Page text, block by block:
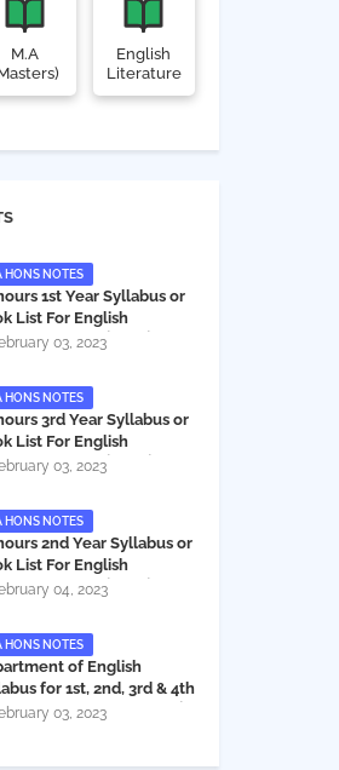
M.A
English
Literature
HONS NOTES
1st Year Syllabus or
List For English
- অনার্স ১ম বর্ষের সিলেবাস
03, 2023
HONS NOTES
3rd Year Syllabus or
List For English
- অনার্স ৩য় বর্ষের সিলেবাস
03, 2023
HONS NOTES
2nd Year Syllabus or
List For English
- অনার্স ২য় বর্ষের সিলেবাস
04, 2023
HONS NOTES
of English
for 1st, 2nd, 3rd & 4th
BA Hon's - NU | বিএ অনার্স
03, 2023